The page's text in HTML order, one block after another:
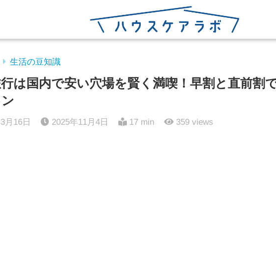
生活の豆知識
は国内で安い穴場を賢く満喫！早割と直前割
月16日 2025年11月4日 17 min 359 views